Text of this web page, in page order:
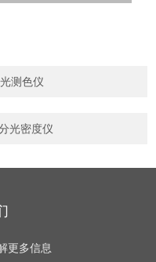
测色仪
光密度仪
更多信息